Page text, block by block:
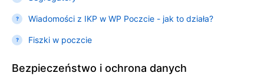
Wiadomości z IKP w WP Poczcie - jak to działa?
Fiszki w poczcie
Bezpieczeństwo i ochrona danych